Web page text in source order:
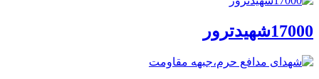
17000شهیدترور